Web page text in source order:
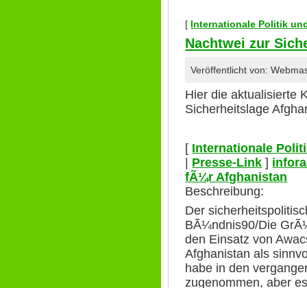
[ Internationale Politik
Nachtwei zur
Veröffentlicht von:
Hier die aktualisierte
Sicherheitslage
[ Internationale
| Presse-Link ]
fÃ¼r Afghanistan
Beschreibung:
Der
BÃ¼ndnis90/Die
den Einsatz von
Afghanistan als
habe in den
zugenommen, aber